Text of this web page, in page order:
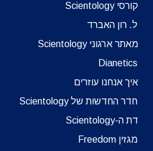
קורסי Scientology
ל. רון האברד
מאתר ארגוני Scientology
Dianetics
איך אנחנו עוזרים
חדר החדשות של Scientology
דת ה-Scientology
מגזין Freedom